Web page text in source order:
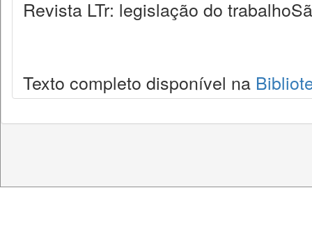
Revista LTr: legislação do
Texto completo disponível na